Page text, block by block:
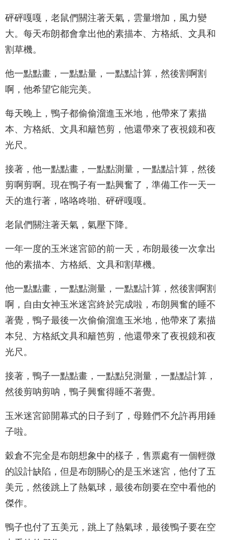
砰砰嘎嘎，老鼠們關注著天氣，雲量增加，風力變
大。每天布朗都會拿出他的素描本、方格紙、文具和
割草機。
他一點點畫，一點點量，一點點計算，然後割啊割
啊，他希望它能完美。
每天晚上，鴨子都偷偷溜進玉米地，他帶來了素描
本、方格紙、文具和籬笆剪，他還帶來了夜視鏡和夜
光尺。
接著，他一點點畫，一點點測量，一點點計算，然後
剪啊剪啊。現在鴨子有一點興奮了，準備工作一天一
天的進行著，咯咯咚啪、砰砰嘎嘎。
老鼠們關注著天氣，氣壓下降。
一年一度的玉米迷宮節的前一天，布朗最後一次拿出
他的素描本、方格紙、文具和割草機。
他一點點畫，一點點測量，一點點計算，然後割啊割
啊，自由女神玉米迷宮終於完成啦，布朗興奮的睡不
著覺，鴨子最後一次偷偷溜進玉米地，他帶來了素描
本兒、方格紙文具和籬笆剪，他還帶來了夜視鏡和夜
光尺。
接著，鴨子一點點畫，一點點兒測量，一點點計算，
然後剪呐剪呐，鴨子興奮得睡不著覺。
玉米迷宮節開幕式的日子到了，母雞們不允許再用錘
子啦。
穀倉不完全是布朗想象中的樣子，售票處有一個輕微
的設計缺陷，但是布朗關心的是玉米迷宮，他付了五
美元，然後跳上了熱氣球，最後布朗要在空中看他的
傑作。
鴨子也付了五美元，跳上了熱氣球，最後鴨子要在空